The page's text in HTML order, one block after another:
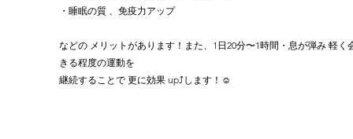
・睡眠の質 、免疫力アップ
などの メリットがあります！また、1日20分〜1時間・息が弾み 軽く
きる程度の運動を
継続することで 更に効果 up⤴️します！☺️